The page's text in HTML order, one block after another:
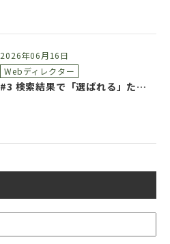
2026年06月16日
Webディレクター
#3 検索結果で「選ばれる」ために。読者の心を動かし、クリック率を高めるタイトル・ディスクリプションの作り方